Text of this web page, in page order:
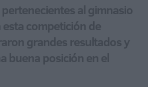
al gimnasio
competición de
grandes resultados y
buena posición en el